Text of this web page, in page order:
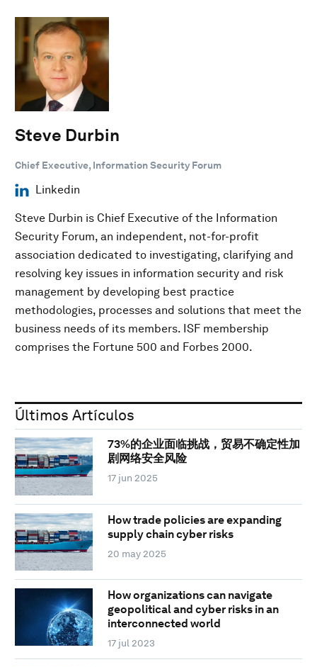
Steve Durbin
Chief Executive, Information Security Forum
Linkedin
Steve Durbin is Chief Executive of the Information
Security Forum, an independent, not-for-profit
association dedicated to investigating, clarifying and
resolving key issues in information security and risk
management by developing best practice
methodologies, processes and solutions that meet the
business needs of its members. ISF membership
comprises the Fortune 500 and Forbes 2000.
Últimos Artículos
73%的企业面临挑战，贸易不确定性加
剧网络安全风险
17 jun 2025
How trade policies are expanding
supply chain cyber risks
20 may 2025
How organizations can navigate
geopolitical and cyber risks in an
interconnected world
17 jul 2023